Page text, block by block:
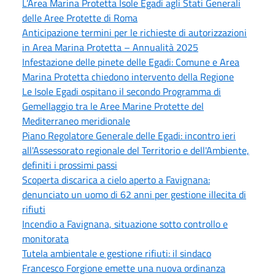
delle Aree Protette di Roma
Anticipazione termini per le richieste di autorizzazioni
in Area Marina Protetta – Annualità 2025
Infestazione delle pinete delle Egadi: Comune e Area
Marina Protetta chiedono intervento della Regione
Le Isole Egadi ospitano il secondo Programma di
Gemellaggio tra le Aree Marine Protette del
Mediterraneo meridionale
Piano Regolatore Generale delle Egadi: incontro ieri
all'Assessorato regionale del Territorio e dell'Ambiente,
definiti i prossimi passi
Scoperta discarica a cielo aperto a Favignana:
denunciato un uomo di 62 anni per gestione illecita di
rifiuti
Incendio a Favignana, situazione sotto controllo e
monitorata
Tutela ambientale e gestione rifiuti: il sindaco
Francesco Forgione emette una nuova ordinanza